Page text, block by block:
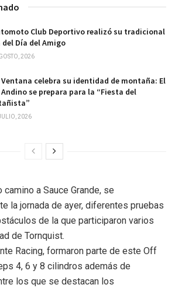
Club Deportivo realizó su tradicional
del Día del Amigo
2026
celebra su identidad de montaña: El
Andino se prepara para la “Fiesta del
2026
camino a Sauce Grande, se
la jornada de ayer, diferentes pruebas
de la que participaron varios
de Tornquist.
Racing, formaron parte de este Off
4, 6 y 8 cilindros además de
los que se destacan los